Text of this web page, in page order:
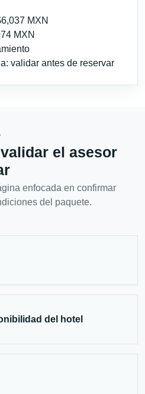
MXN
MXN
validar antes de reservar
el asesor
enfocada en confirmar
del paquete.
del hotel